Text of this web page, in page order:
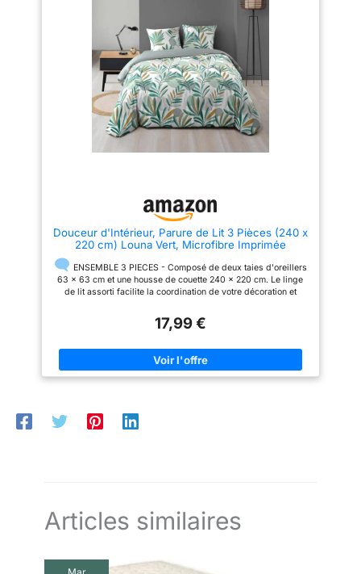
Parfaitement Cousue - La
fermeture est cousue à la
perfection pour fixer la couette
en place. Entretien facile -
Lavage en machine à froid,
cycle délicat, séchage par
culbutage ou repassage à
basse température, ne pas
blanchir.
OEKO-TEX STANDARD 100 :
cette parure de lit est tissée
dans le respect des normes
européennes, prenant en
compte l'aspect social et
environnemental. La certification
garantit une composition sans
substances nocives pour votre
santé DESIGN GÉOMÉTRIQUE
ÉLÉGANT : Motif gatsby
géométrique bleu qui apporte
une touche moderne et raffinée
à votre chambre à coucher
Douceur d'Intérieur, Parure de Lit 3 Pièces (240 x
220 cm) Louna Vert, Microfibre Imprimée
ENSEMBLE 3 PIECES - Composé de deux taies d'oreillers
63 x 63 cm et une housse de couette 240 x 220 cm. Le linge
de lit assorti facilite la coordination de votre décoration et
MICROFIBRE IMPRIMÉE - Le linge de lit en microfibre offre une
sensation de douceur et procure un confort optimal. Léger et
respirant, ce linge de lit favorise un sommeil serein.
FINITION DU LINGE DE LIT - La housse de couette est dôtée
d'une fermeture par pression plate et discète. Ce sytème de
facilement.
ENTRETIEN FACILE - Lavage à 30° - Pas de
séchage en machine - Repassage à 110°
17,99 €
Articles similaires